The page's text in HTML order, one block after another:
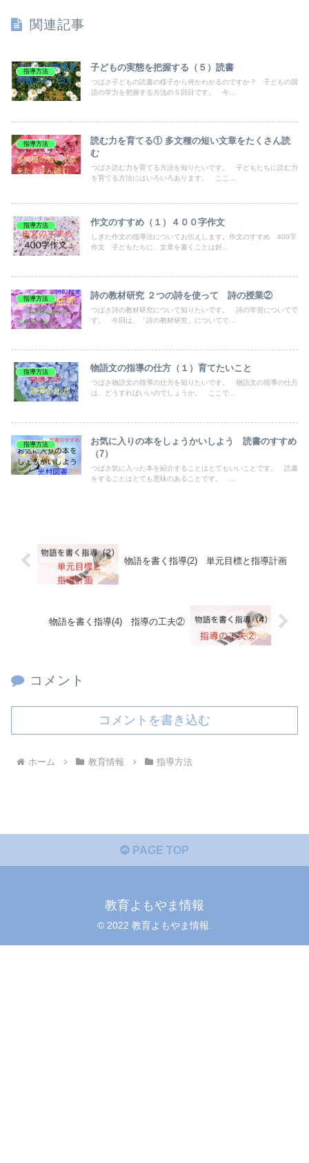
関連記事
指導方法 子どもの実態を把握する（５）読書
つばさ子どもの読書の様子から何かわかるのですか？ 子どもの国
語の学力を把握する方法の５回目です。 今...
指導方法
読む力を育てる① 多文種の短い文章をたくさん読
む
つばさ読む力を育てる方法を知りたいです。 子どもたちに読む力
を育てる方法にはいろいろあります。 ここ...
指導方法 作文のすすめ（１）４００字作文
しぎた作文の指導法についてお伝えします。作文のすすめ 400字
作文 子どもたちに、文章を書くことは好...
指導方法 詩の教材研究 ２つの詩を使って 詩の授業②
つばさ詩の教材研究について知りたいです。 詩の学習についてで
す。 今回は、「詩の教材研究」についてで...
指導方法 物語文の指導の仕方（１）育てたいこと
つばさ物語文の指導の仕方を知りたいです。 物語文の指導の仕方
は、どうすればいいのでしょうか。 ここで...
指導方法
お気に入りの本をしょうかいしよう 読書のすすめ
（7）
つばさ気に入った本を紹介することはとてもいいことです。 読書
をすることはとても意味のあることです。 ...
物語を書く指導(2) 単元目標と指導計画
物語を書く指導(4) 指導の工夫②
コメント
コメントを書き込む
ホーム 教育情報 指導方法
PAGE TOP
教育よもやま情報
© 2022 教育よもやま情報.